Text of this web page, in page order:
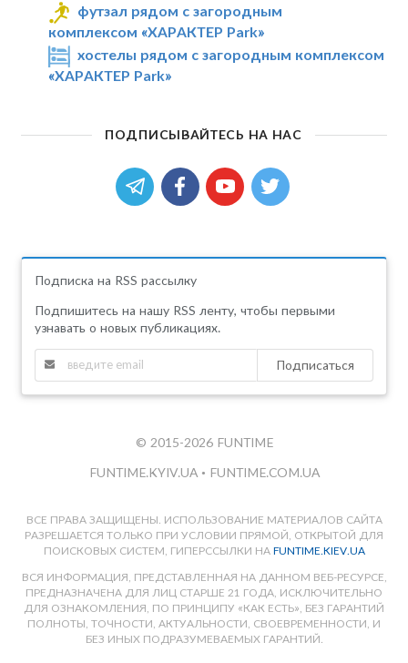
футзал рядом с загородным
комплексом «ХАРАКТЕР Park»
хостелы рядом с загородным комплексом
«ХАРАКТЕР Park»
ПОДПИСЫВАЙТЕСЬ НА НАС
Подписка на RSS рассылку
Подпишитесь на нашу RSS ленту, чтобы первыми
узнавать о новых публикациях.
Подписаться
© 2015-2026 FUNTIME
FUNTIME.KYIV.UA • FUNTIME.COM.UA
ВСЕ ПРАВА ЗАЩИЩЕНЫ. ИСПОЛЬЗОВАНИЕ МАТЕРИАЛОВ САЙТА
РАЗРЕШАЕТСЯ ТОЛЬКО ПРИ УСЛОВИИ ПРЯМОЙ, ОТКРЫТОЙ ДЛЯ
ПОИСКОВЫХ СИСТЕМ, ГИПЕРССЫЛКИ НА FUNTIME.KIEV.UA
ВСЯ ИНФОРМАЦИЯ, ПРЕДСТАВЛЕННАЯ НА ДАННОМ ВЕБ-РЕСУРСЕ,
ПРЕДНАЗНАЧЕНА ДЛЯ ЛИЦ СТАРШЕ 21 ГОДА, ИСКЛЮЧИТЕЛЬНО
ДЛЯ ОЗНАКОМЛЕНИЯ, ПО ПРИНЦИПУ «КАК ЕСТЬ», БЕЗ ГАРАНТИЙ
ПОЛНОТЫ, ТОЧНОСТИ, АКТУАЛЬНОСТИ, СВОЕВРЕМЕННОСТИ, И
БЕЗ ИНЫХ ПОДРАЗУМЕВАЕМЫХ ГАРАНТИЙ.